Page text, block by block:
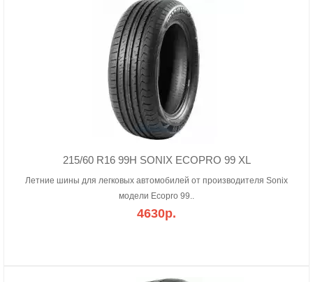
215/60 R16 99H SONIX ECOPRO 99 XL
Летние шины для легковых автомобилей от производителя Sonix
модели Ecopro 99..
4630р.